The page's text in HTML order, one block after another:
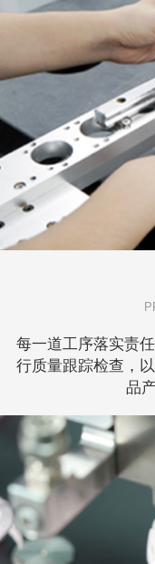
每一道工序落实责
行质量跟踪检查，
品